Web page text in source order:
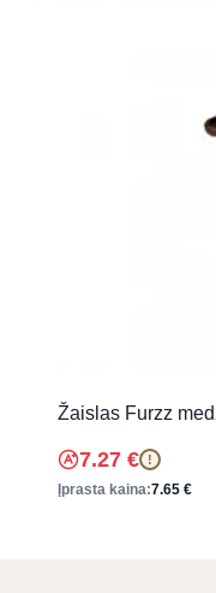
Žaislas Furzz
7.27 € !
Įprasta kaina:7.65 €